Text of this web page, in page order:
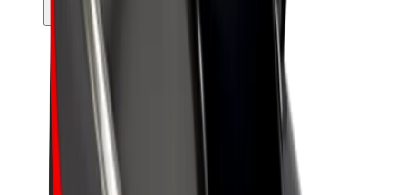
მძღოლები
მძღოლის შემოსავლები
კურიერები
კურიერის შემოსავლები
Bolt Food პარტნიორები